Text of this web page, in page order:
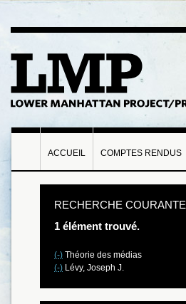
ACCUEIL COMPTES RENDUS
RECHERCHE COURANTE
1 élément trouvé.
(-) Théorie des médias
(-) Lévy, Joseph J.